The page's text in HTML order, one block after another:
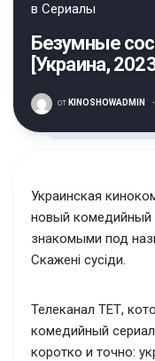
в Сериалы
Безумные
[Украина,
от KINOSHOWADMIN ·
Украинская
новый комедийный
знакомыми под
Скажені сусіди.
Телеканал ТЕТ,
комедийный
коротко и точно: